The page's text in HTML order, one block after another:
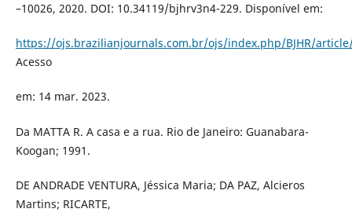
–10026, 2020. DOI: 10.34119/bjhrv3n4-229. Disponível em:
https://ojs.brazilianjournals.com.br/ojs/index.php/BJHR/
Acesso
em: 14 mar. 2023.
Da MATTA R. A casa e a rua. Rio de Janeiro: Guanabara-
Koogan; 1991.
DE ANDRADE VENTURA, Jéssica Maria; DA PAZ, Alcieros
Martins; RICARTE,